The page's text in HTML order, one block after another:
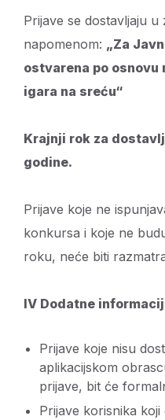
Prijave se dostavljaju
napomenom: „Za
ostvarena po osnovu
igara na sreću“
Krajnji rok za
godine.
Prijave koje ne
konkursa i koje ne
roku, neće biti
IV Dodatne
Prijave koje nisu
aplikacijskom
prijave, bit će
Prijave korisnika koji